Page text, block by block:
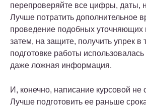
перепроверяйте все цифры, даты,
Лучше потратить дополнительное
проведение подобных уточняющих
затем, на защите, получить упрек в
подготовке работы
даже ложная информация.
И, конечно, написание курсовой не
Лучше подготовить ее раньше